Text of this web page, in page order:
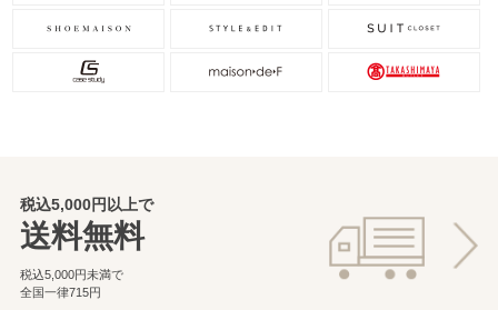
税込5,000円以上で
送料無料
税込5,000円未満で
全国一律715円